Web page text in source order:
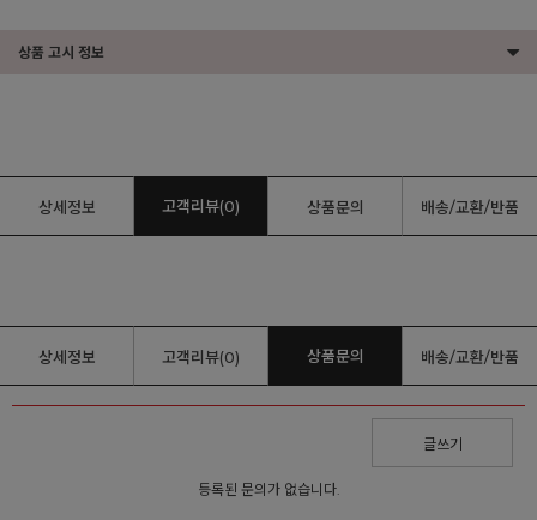
상품 고시 정보
상세정보 고객리뷰(0) 상품문의 배송/교환/반품
상세정보 고객리뷰(0) 상품문의 배송/교환/반품
글쓰기
등록된 문의가 없습니다.